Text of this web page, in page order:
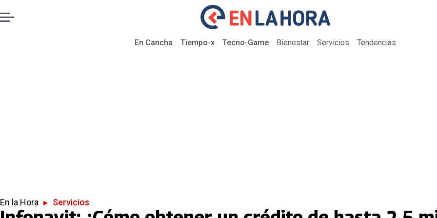
En Cancha Tiempo-x Tecno-Game Bienestar Servicios Tendencias
En la Hora ▸ Servicios